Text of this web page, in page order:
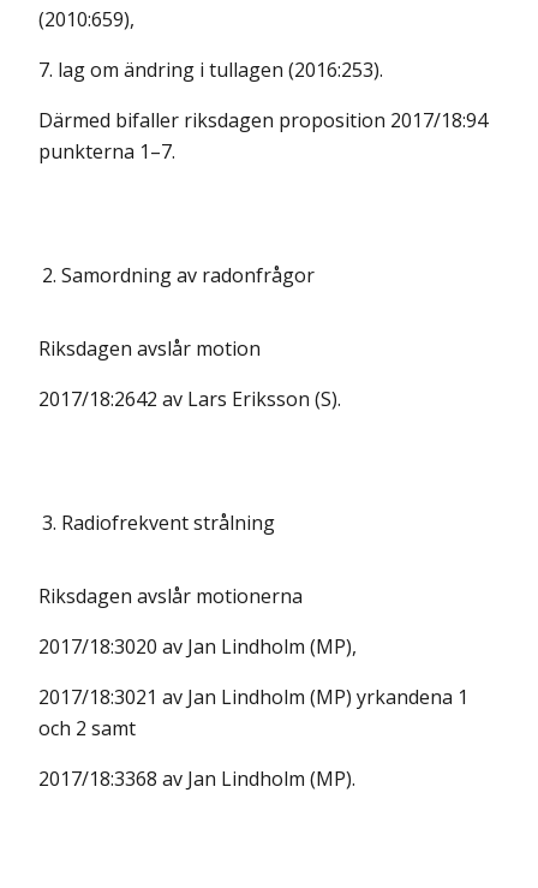
(2010:659),
7. lag om ändring i tullagen (2016:253).
Därmed bifaller riksdagen proposition 2017/18:94
punkterna 1–7.
2. Samordning av radonfrågor
Riksdagen avslår motion
2017/18:2642 av Lars Eriksson (S).
3. Radiofrekvent strålning
Riksdagen avslår motionerna
2017/18:3020 av Jan Lindholm (MP),
2017/18:3021 av Jan Lindholm (MP) yrkandena 1
och 2 samt
2017/18:3368 av Jan Lindholm (MP).